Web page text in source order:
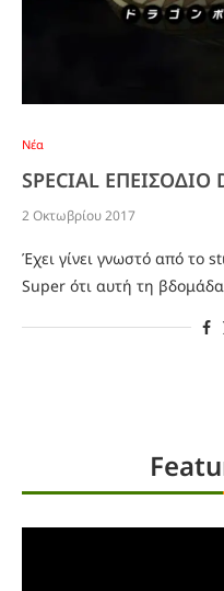
Νέα
SPECIAL ΕΠΕΙΣΟΔΙΟ
2 Οκτωβρίου 2017
Έχει γίνει γνωστό από το
Super ότι αυτή τη